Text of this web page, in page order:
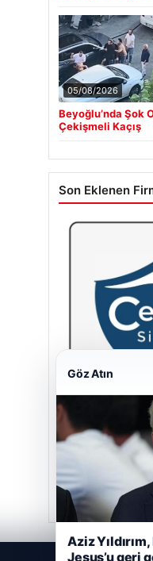
05/08/2026
Beyoğlu’nda Şok
Çekişmeli Kaçış
Son Eklenen
Cengiz Sigorta
Göz Atın
Aziz
Jesus’u geri